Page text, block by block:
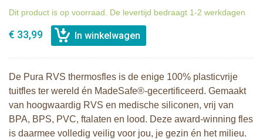
Dit product is op voorraad. De levertijd bedraagt 1-2 werkdagen
€ 33,99
De Pura RVS thermosfles is de enige 100% plasticvrije
tuitfles ter wereld én MadeSafe®-gecertificeerd. Gemaakt
van hoogwaardig RVS en medische siliconen, vrij van
BPA, BPS, PVC, ftalaten en lood. Deze award-winning fles
is daarmee volledig veilig voor jou, je gezin én het milieu.